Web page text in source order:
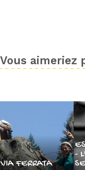
Vous aimeriez
VIA FERRATA
-